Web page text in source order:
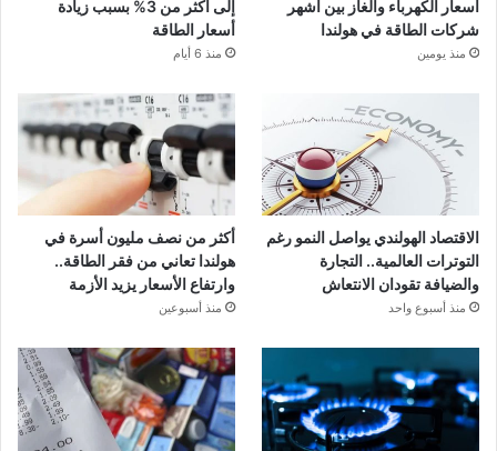
أسعار الكهرباء والغاز بين أشهر
شركات الطاقة في هولندا
منذ يومين
إلى أكثر من 3% بسبب زيادة
أسعار الطاقة
منذ 6 أيام
الاقتصاد الهولندي يواصل النمو رغم
التوترات العالمية.. التجارة
والضيافة تقودان الانتعاش
منذ أسبوع واحد
أكثر من نصف مليون أسرة في
هولندا تعاني من فقر الطاقة..
وارتفاع الأسعار يزيد الأزمة
منذ أسبوعين